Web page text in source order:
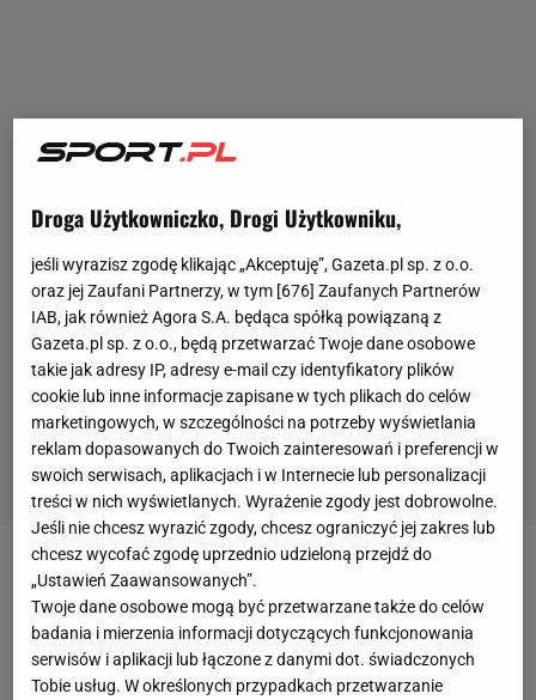
Chcesz więcej? Polub Kraków - Sport.pl Po
wyjątkowym dla niego meczu przekonuje, że
oczywiście jest zadowolony z jubileuszu w
najwyższejlidzerozgrywkowej, ale być może
Droga Użytkowniczko, Drogi Użytkowniku,
jeśli wyrazisz zgodę klikając „Akceptuję”, Gazeta.pl sp. z o.o.
oraz jej Zaufani Partnerzy, w tym [676] Zaufanych Partnerów
IAB, jak również Agora S.A. będąca spółką powiązaną z
Gazeta.pl sp. z o.o., będą przetwarzać Twoje dane osobowe
takie jak adresy IP, adresy e-mail czy identyfikatory plików
cookie lub inne informacje zapisane w tych plikach do celów
marketingowych, w szczególności na potrzeby wyświetlania
reklam dopasowanych do Twoich zainteresowań i preferencji w
swoich serwisach, aplikacjach i w Internecie lub personalizacji
treści w nich wyświetlanych. Wyrażenie zgody jest dobrowolne.
Jeśli nie chcesz wyrazić zgody, chcesz ograniczyć jej zakres lub
chcesz wycofać zgodę uprzednio udzieloną przejdź do
„Ustawień Zaawansowanych”.
Twoje dane osobowe mogą być przetwarzane także do celów
badania i mierzenia informacji dotyczących funkcjonowania
serwisów i aplikacji lub łączone z danymi dot. świadczonych
Tobie usług. W określonych przypadkach przetwarzanie